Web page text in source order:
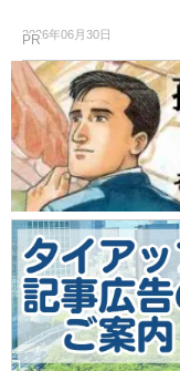
2026年06月30日
PR